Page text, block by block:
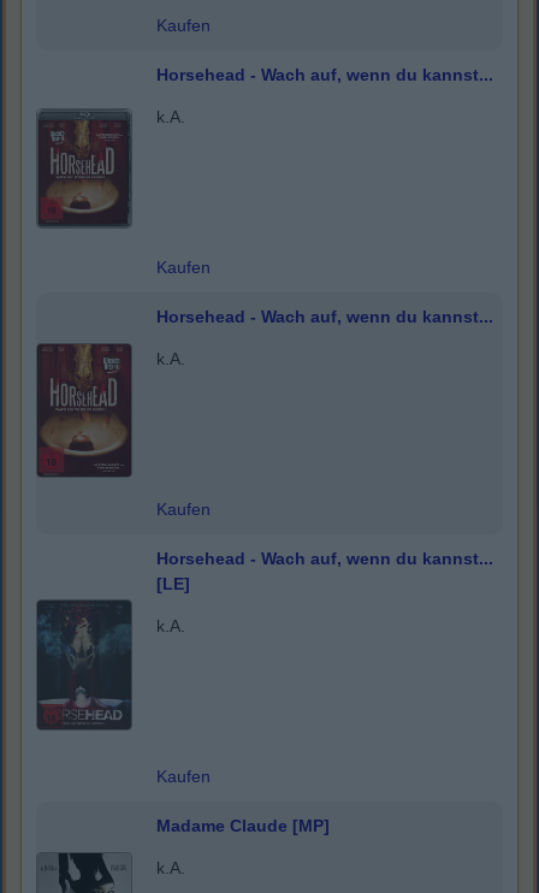
Kaufen
Horsehead - Wach auf, wenn du kannst...
k.A.
Kaufen
Horsehead - Wach auf, wenn du kannst...
k.A.
Kaufen
Horsehead - Wach auf, wenn du kannst...
[LE]
k.A.
Kaufen
Madame Claude [MP]
k.A.